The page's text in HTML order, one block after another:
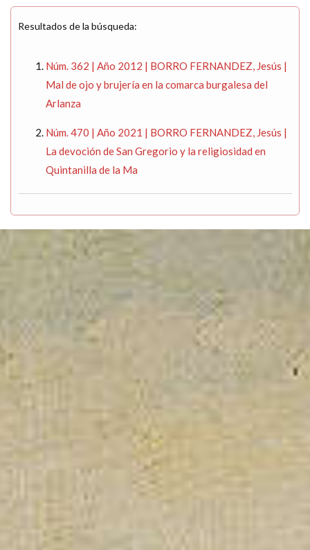
Resultados de la búsqueda:
Núm. 362 | Año 2012 | BORRO FERNANDEZ, Jesús |
Mal de ojo y brujería en la comarca burgalesa del
Arlanza
Núm. 470 | Año 2021 | BORRO FERNANDEZ, Jesús |
La devoción de San Gregorio y la religiosidad en
Quintanilla de la Ma